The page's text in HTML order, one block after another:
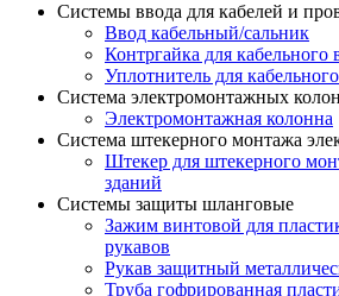
Системы ввода для кабелей и
Ввод кабельный/сальник
Контргайка для кабельного
Уплотнитель для
Система электромонтажных
Электромонтажная колонна
Система штекерного монтажа
Штекер для штекерного
зданий
Системы защиты шланговые
Зажим винтовой для
рукавов
Рукав защитный
Труба гофрированная